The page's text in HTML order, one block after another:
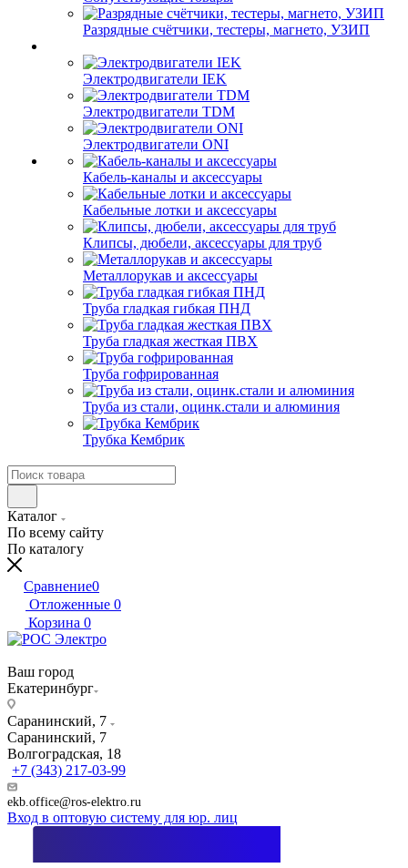
Разрядные счётчики, тестеры, магнето, УЗИП
Электродвигатели IEK
Электродвигатели TDM
Электродвигатели ONI
Кабель-каналы и аксессуары
Кабельные лотки и аксессуары
Клипсы, дюбели, аксессуары для труб
Металлорукав и аксессуары
Труба гладкая гибкая ПНД
Труба гладкая жесткая ПВХ
Труба гофрированная
Труба из стали, оцинк.стали и алюминия
Трубка Кембрик
Каталог
По всему сайту
По каталогу
Сравнение0
Отложенные 0
Корзина 0
Ваш город
Екатеринбург
Саранинский, 7
Саранинский, 7
Волгоградская, 18
+7 (343) 217-03-99
ekb.office@ros-elektro.ru
Вход в оптовую систему для юр. лиц